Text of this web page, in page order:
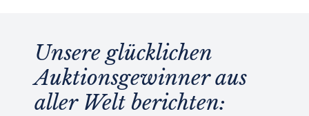
Unsere glücklichen
Auktionsgewinner aus
aller Welt berichten: